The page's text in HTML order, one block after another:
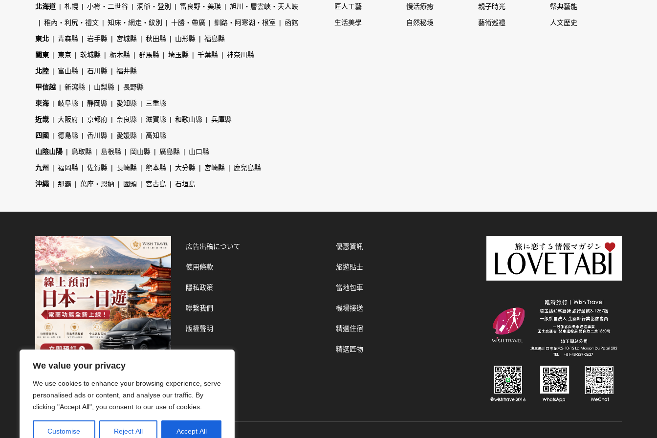
We value your privacy
We use cookies to enhance your browsing experience, serve
personalised ads or content, and analyse our traffic. By
clicking "Accept All", you consent to our use of cookies.
Customise Reject All Accept All
北海道 札幌 小樽・二世谷 洞爺・登別 富良野・美瑛 旭川・層雲峽・天人峽
稚內・利尻・禮文 知床・網走・紋別 十勝・帶廣 釧路・阿寒湖・根室 函館
東北 青森縣 岩手縣 宮城縣 秋田縣 山形縣 福島縣
關東 東京 茨城縣 栃木縣 群馬縣 埼玉縣 千葉縣 神奈川縣
北陸 富山縣 石川縣 福井縣
甲信越 新瀉縣 山梨縣 長野縣
東海 岐阜縣 靜岡縣 愛知縣 三重縣
近畿 大阪府 京都府 奈良縣 滋賀縣 和歌山縣 兵庫縣
四國 德島縣 香川縣 愛媛縣 高知縣
山陰山陽 鳥取縣 島根縣 岡山縣 廣島縣 山口縣
九州 福岡縣 佐賀縣 長崎縣 熊本縣 大分縣 宮崎縣 鹿兒島縣
沖繩 那霸 萬座・恩納 國頭 宮古島 石垣島
匠人工藝 慢活療癒 親子時光 祭典藝能
生活美學 自然秘境 藝術巡禮 人文歷史
広告出稿について
使用條款
隱私政策
聯繫我們
版權聲明
優惠資訊
旅遊貼士
當地包車
機場接送
精選住宿
精選匠物